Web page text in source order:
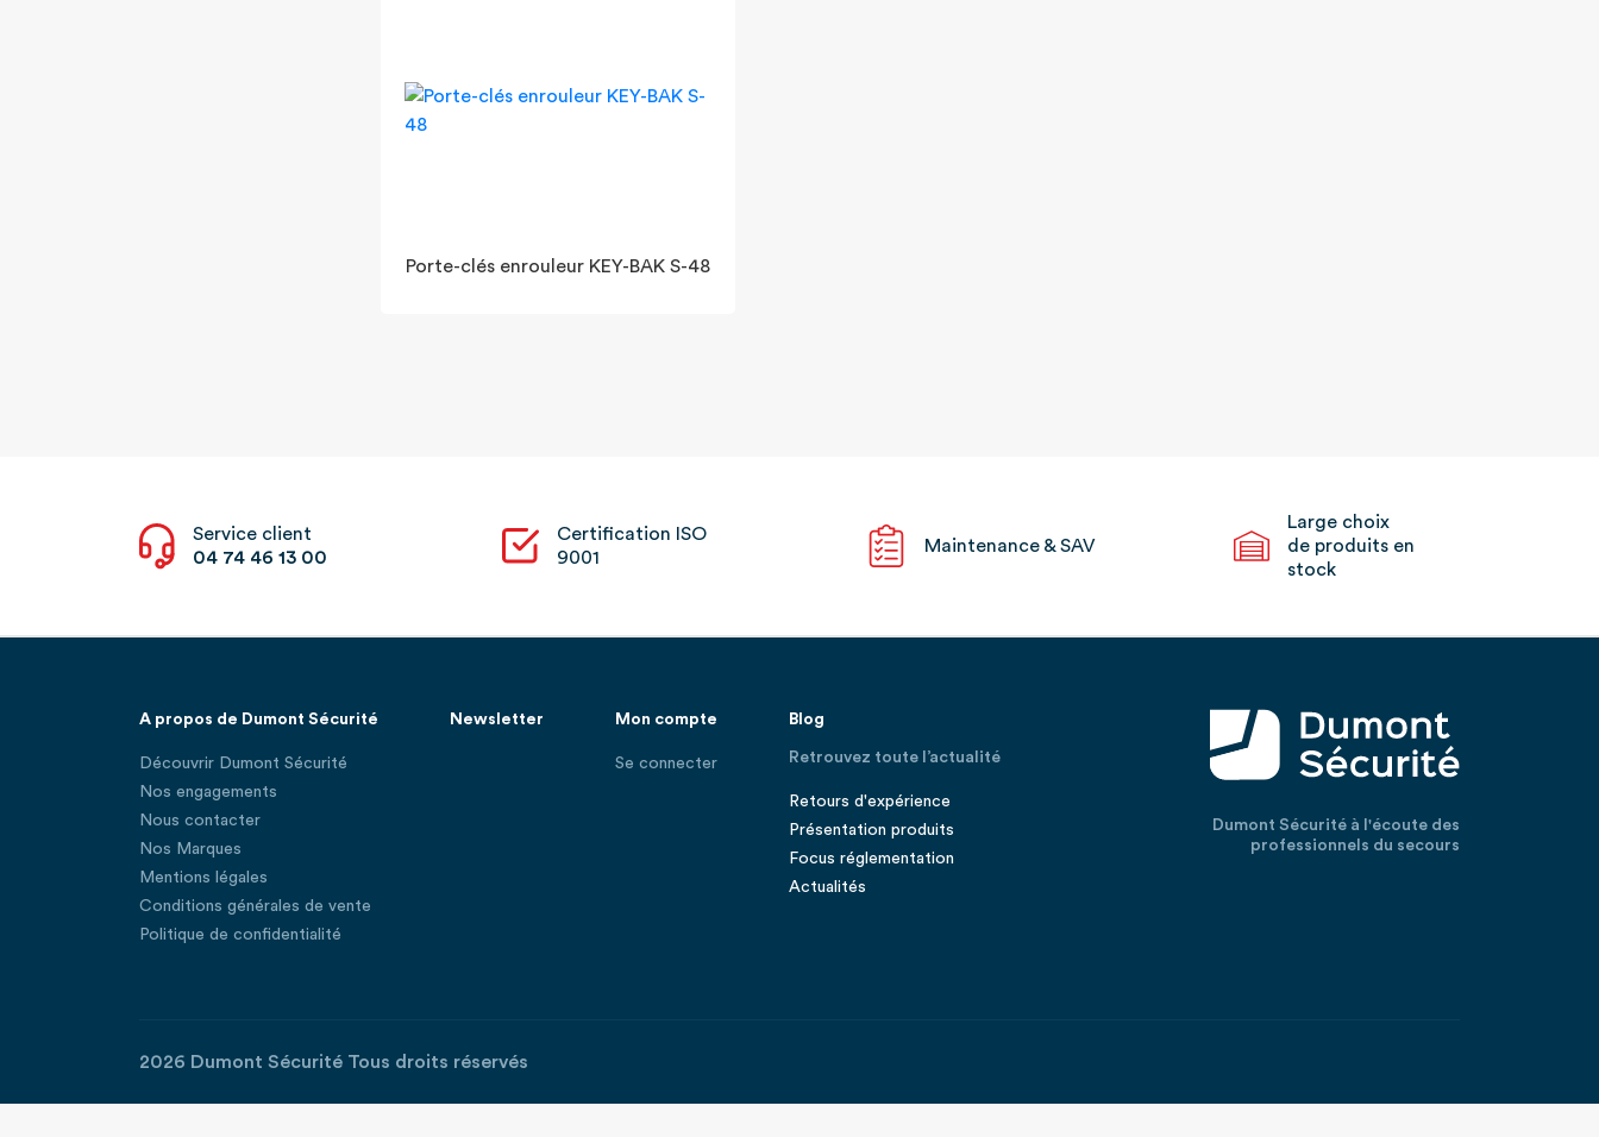
Porte-clés enrouleur KEY-BAK S-48
Service client
04 74 46 13 00
Certification ISO
9001
Maintenance & SAV
Large choix
de produits en
stock
A propos de Dumont Sécurité
Découvrir Dumont Sécurité
Nos engagements
Nous contacter
Nos Marques
Mentions légales
Conditions générales de vente
Politique de confidentialité
Newsletter Mon compte
Se connecter
Blog
Retrouvez toute l’actualité
Retours d'expérience
Présentation produits
Focus réglementation
Actualités
Dumont Sécurité à l'écoute des
professionnels du secours
2026 Dumont Sécurité Tous droits réservés